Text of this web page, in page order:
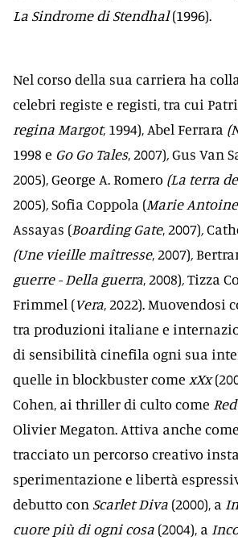
La Sindrome di Stendhal(1996).
Nel corso della sua carriera ha
celebri registe e registi, tra cui
regina Margot, 1994), Abel Ferrara
1998 e Go Go Tales, 2007),Gus Van
2005), George A. Romero (La terra
2005),Sofia Coppola (Marie
Assayas (Boarding Gate, 2007),
(Une vieille maîtresse, 2007),
guerre - Della guerra, 2008),Tizza
Frimmel (Vera, 2022).Muovendosi
tra produzioni italiane e
di sensibilità cinefila ogni sua
quelle in blockbuster come xXx
Cohen, ai thriller di culto come
Olivier Megaton. Attiva anche
tracciato un percorso creativo
sperimentazione e libertà
debutto con Scarlet Diva (2000), a
cuore più di ogni cosa (2004), a